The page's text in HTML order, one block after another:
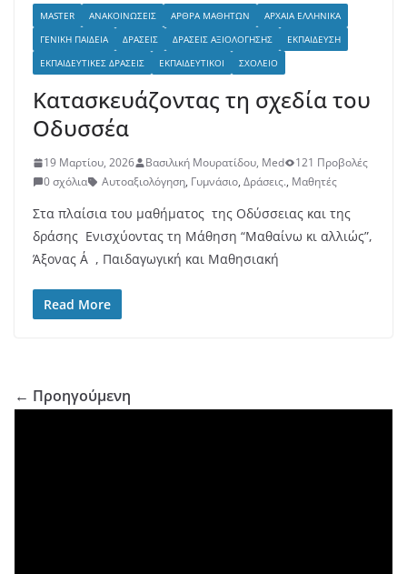
MASTER ΑΝΑΚΟΙΝΏΣΕΙΣ ΆΡΘΡΑ ΜΑΘΗΤΏΝ
ΑΡΧΑΊΑ ΕΛΛΗΝΙΚΆ
ΓΕΝΙΚΉ ΠΑΙΔΕΊΑ
ΔΡΆΣΕΙΣ ΔΡΆΣΕΙΣ ΑΞΙΟΛΌΓΗΣΗΣ
ΕΚΠΑΊΔΕΥΣΗ
ΕΚΠΑΙΔΕΥΤΙΚΈΣ ΔΡΆΣΕΙΣ
ΕΚΠΑΙΔΕΥΤΙΚΟΊ ΣΧΟΛΕΊΟ
Κατασκευάζοντας τη σχεδία του
Οδυσσέα
19 Μαρτίου, 2026 Βασιλική Μουρατίδου, Med
121 Προβολές
0 σχόλια
Αυτοαξιολόγηση, Γυμνάσιο, Δράσεις., Μαθητές
Στα πλαίσια του μαθήματος της Οδύσσειας και της
δράσης Ενισχύοντας τη Μάθηση “Μαθαίνω κι αλλιώς”,
Άξονας Α΄, Παιδαγωγική και Μαθησιακή
Read More
← Προηγούμενη